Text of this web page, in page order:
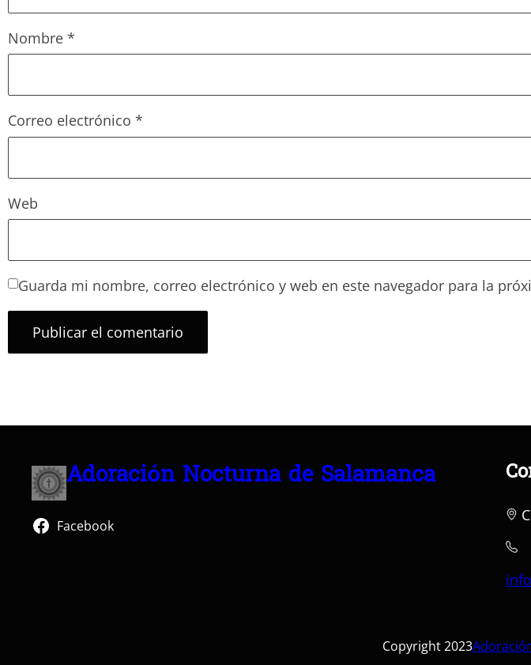
Nombre *
Correo electrónico *
Web
Guarda mi nombre, correo electrónico y web en este navegador para la
Adoración Nocturna de Salamanca
Facebook
Copyright 2023